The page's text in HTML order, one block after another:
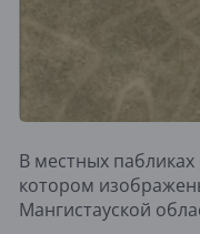
В местных
котором
Мангистауской